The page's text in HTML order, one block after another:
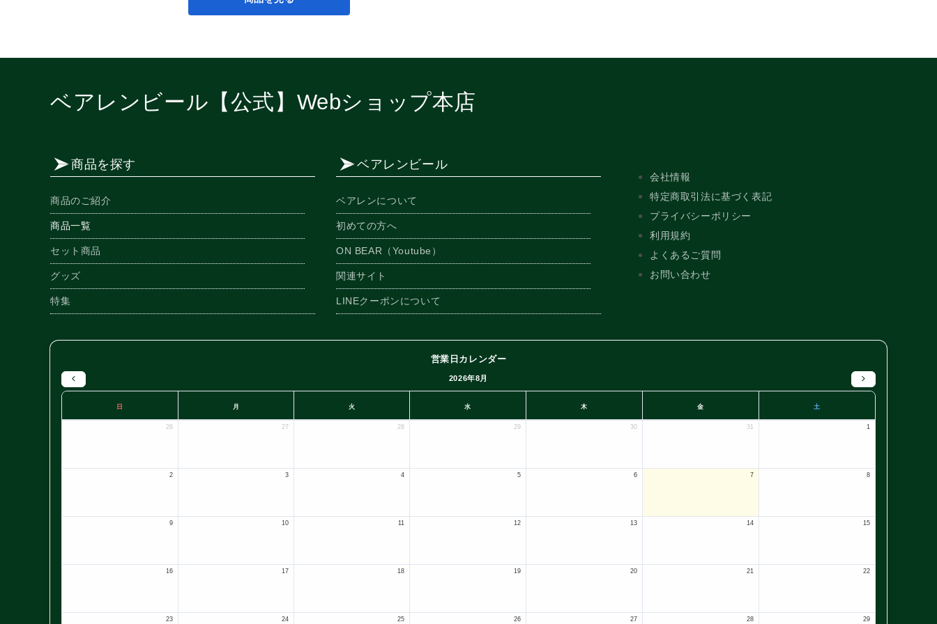
ベアレンビール【公式】Webショップ本店
商品を探す
商品のご紹介
商品一覧
セット商品
グッズ
特集
ベアレンビール
ベアレンについて
初めての方へ
ON BEAR（Youtube）
関連サイト
LINEクーポンについて
会社情報
特定商取引法に基づく表記
プライバシーポリシー
利用規約
よくあるご質問
お問い合わせ
営業日カレンダー
2026年8月
日 月 火 水 木 金 土
26 27 28 29 30 31 1
2 3 4 5 6 7 8
9 10 11 12 13 14 15
16 17 18 19 20 21 22
23 24 25 26 27 28 29